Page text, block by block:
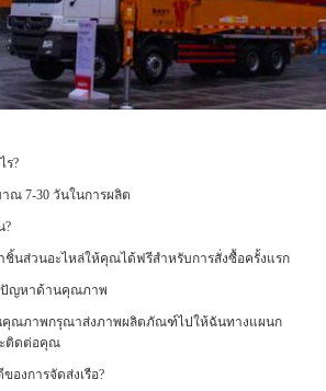
ฝากข้อความ
เราจะโทรกลับหาคุณเร็ว
ร?
ณ 7-30 วันในการผลิต
?
ชิ้นส่วนอะไหล่ให้คุณได้ฟรีสำหรับการสั่งซื้อครั้งแรก
ปัญหาด้านคุณภาพ
ณภาพกรุณาส่งภาพผลิตภัณฑ์ไปให้ฉันทางแผนก
ะติดต่อคุณ
องการจัดส่งเรือ?